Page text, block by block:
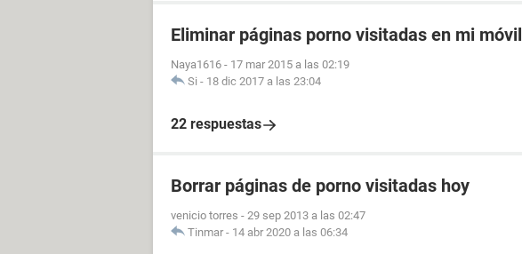
Eliminar páginas porno visitadas en mi móvil
Naya1616 - 17 mar 2015 a las 02:19
Si - 18 dic 2017 a las 23:04
22 respuestas
Borrar páginas de porno visitadas hoy
venicio torres - 29 sep 2013 a las 02:47
Tinmar - 14 abr 2020 a las 06:34